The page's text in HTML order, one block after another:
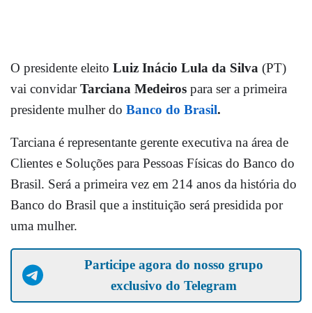
O presidente eleito Luiz Inácio Lula da Silva (PT)
vai convidarTarciana Medeiros para ser a primeira
presidente mulher do Banco do Brasil.
Tarciana é representante gerente executiva na área de
Clientes e Soluções para Pessoas Físicas do Banco do
Brasil. Será a primeira vez em 214 anos da história do
Banco do Brasil que a instituição será presidida por
uma mulher.
Participe agora do nosso grupo
exclusivo do Telegram